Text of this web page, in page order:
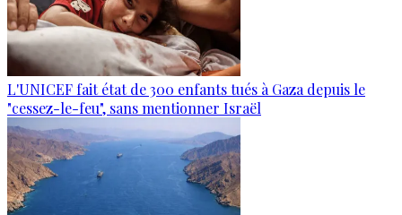
L'UNICEF fait état de 300 enfants tués à Gaza depuis le
"cessez-le-feu", sans mentionner Israël